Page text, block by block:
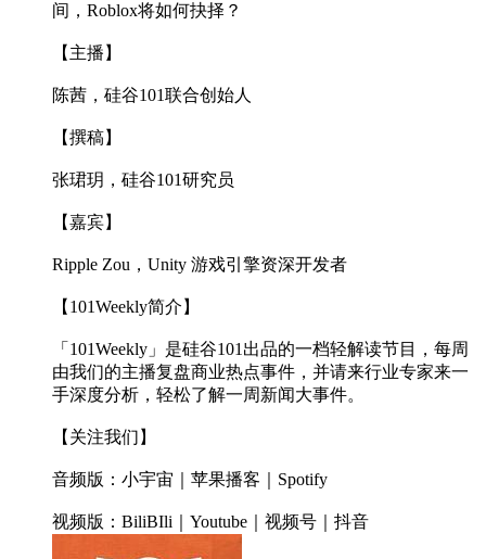
间，Roblox将如何抉择？
【主播】
陈茜，硅谷101联合创始人
【撰稿】
张珺玥，硅谷101研究员
【嘉宾】
Ripple Zou，Unity 游戏引擎资深开发者
【101Weekly简介】
「101Weekly」是硅谷101出品的一档轻解读节目，每周
由我们的主播复盘商业热点事件，并请来行业专家来一
手深度分析，轻松了解一周新闻大事件。
【关注我们】
音频版：小宇宙｜苹果播客｜Spotify
视频版：BiliBIli｜Youtube｜视频号｜抖音